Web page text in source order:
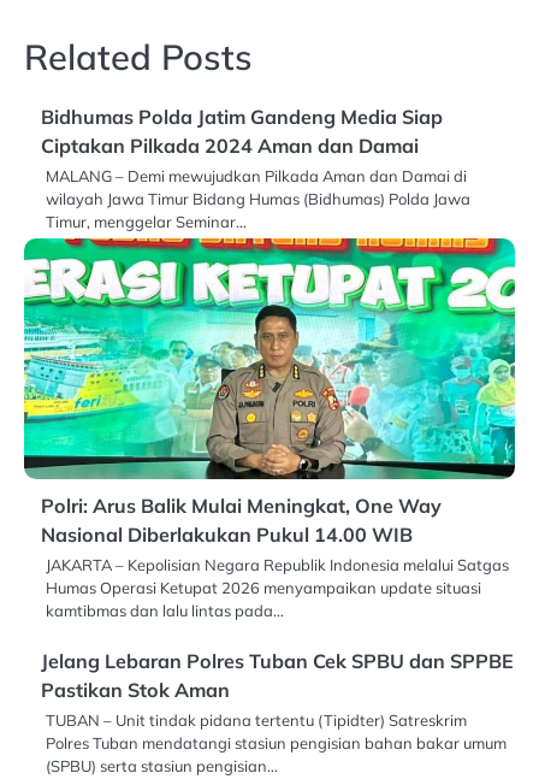
Related Posts
Bidhumas Polda Jatim Gandeng Media Siap
Ciptakan Pilkada 2024 Aman dan Damai
MALANG – Demi mewujudkan Pilkada Aman dan Damai di
wilayah Jawa Timur Bidang Humas (Bidhumas) Polda Jawa
Timur, menggelar Seminar…
Polri: Arus Balik Mulai Meningkat, One Way
Nasional Diberlakukan Pukul 14.00 WIB
JAKARTA – Kepolisian Negara Republik Indonesia melalui Satgas
Humas Operasi Ketupat 2026 menyampaikan update situasi
kamtibmas dan lalu lintas pada…
Jelang Lebaran Polres Tuban Cek SPBU dan SPPBE
Pastikan Stok Aman
TUBAN – Unit tindak pidana tertentu (Tipidter) Satreskrim
Polres Tuban mendatangi stasiun pengisian bahan bakar umum
(SPBU) serta stasiun pengisian…